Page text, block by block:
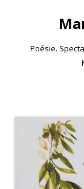
Poésie.